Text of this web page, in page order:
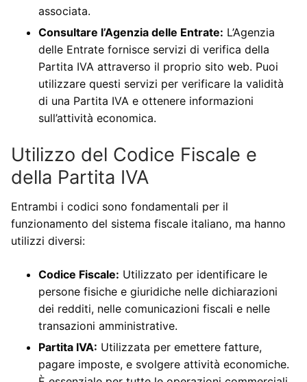
associata.
Consultare l’Agenzia delle Entrate: L’Agenzia
delle Entrate fornisce servizi di verifica della
Partita IVA attraverso il proprio sito web. Puoi
utilizzare questi servizi per verificare la validità
di una Partita IVA e ottenere informazioni
sull’attività economica.
Utilizzo del Codice Fiscale e
della Partita IVA
Entrambi i codici sono fondamentali per il
funzionamento del sistema fiscale italiano, ma hanno
utilizzi diversi:
Codice Fiscale: Utilizzato per identificare le
persone fisiche e giuridiche nelle dichiarazioni
dei redditi, nelle comunicazioni fiscali e nelle
transazioni amministrative.
Partita IVA: Utilizzata per emettere fatture,
pagare imposte, e svolgere attività economiche.